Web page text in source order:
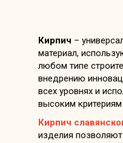
Кирпич –
материал,
любом типе
внедрению
всех уровнях и
высоким критериям
Кирпич
изделия